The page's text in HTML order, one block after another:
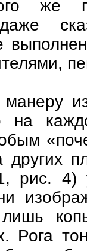
же
даже
манеру
на
других
рис. 4)
лишь
Рога